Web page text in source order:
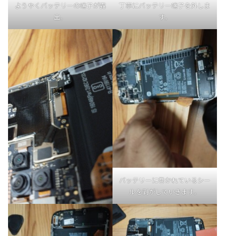
ようやくバッテリーの端子が露
出。
丁寧にバッテリー端子を外しま
す。
バッテリーに巻かれているシー
ルを剥がしていきます。